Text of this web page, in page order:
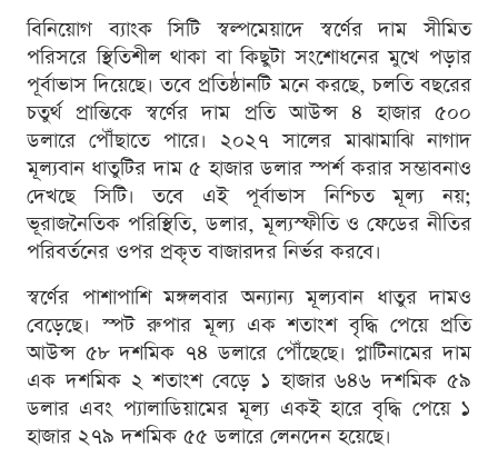
বিনিয়োগ ব্যাংক সিটি স্বল্পমেয়াদে স্বর্ণের দাম সীমিত
পরিসরে স্থিতিশীল থাকা বা কিছুটা সংশোধনের মুখে পড়ার
পূর্বাভাস দিয়েছে। তবে প্রতিষ্ঠানটি মনে করছে, চলতি বছরের
চতুর্থ প্রান্তিকে স্বর্ণের দাম প্রতি আউন্স ৪ হাজার ৫০০
ডলারে পৌঁছাতে পারে। ২০২৭ সালের মাঝামাঝি নাগাদ
মূল্যবান ধাতুটির দাম ৫ হাজার ডলার স্পর্শ করার সম্ভাবনাও
দেখছে সিটি। তবে এই পূর্বাভাস নিশ্চিত মূল্য নয়;
ভূরাজনৈতিক পরিস্থিতি, ডলার, মূল্যস্ফীতি ও ফেডের নীতির
পরিবর্তনের ওপর প্রকৃত বাজারদর নির্ভর করবে।
স্বর্ণের পাশাপাশি মঙ্গলবার অন্যান্য মূল্যবান ধাতুর দামও
বেড়েছে। স্পট রুপার মূল্য এক শতাংশ বৃদ্ধি পেয়ে প্রতি
আউন্স ৫৮ দশমিক ৭৪ ডলারে পৌঁছেছে। প্লাটিনামের দাম
এক দশমিক ২ শতাংশ বেড়ে ১ হাজার ৬৪৬ দশমিক ৫৯
ডলার এবং প্যালাডিয়ামের মূল্য একই হারে বৃদ্ধি পেয়ে ১
হাজার ২৭৯ দশমিক ৫৫ ডলারে লেনদেন হয়েছে।